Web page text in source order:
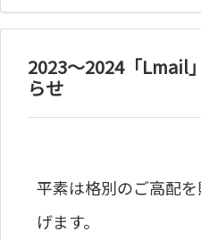
2023～2024「Lmail
らせ
平素は格別のご高配
げます。